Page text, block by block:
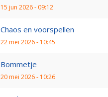
15 jun 2026 - 09:12
Chaos en voorspellen
22 mei 2026 - 10:45
Bommetje
20 mei 2026 - 10:26